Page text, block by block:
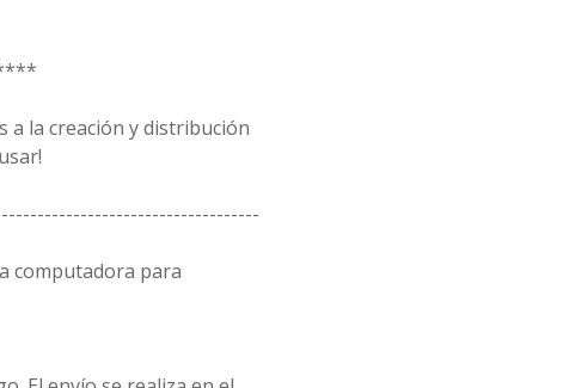
a la creación y distribución
computadora para